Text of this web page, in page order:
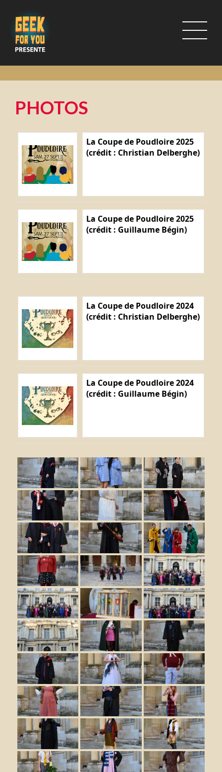
PHOTOS
La Coupe de Poudloire 2025
(crédit : Christian Delberghe)
La Coupe de Poudloire 2025
(crédit : Guillaume Bégin)
La Coupe de Poudloire 2024
(crédit : Christian Delberghe)
La Coupe de Poudloire 2024
(crédit : Guillaume Bégin)